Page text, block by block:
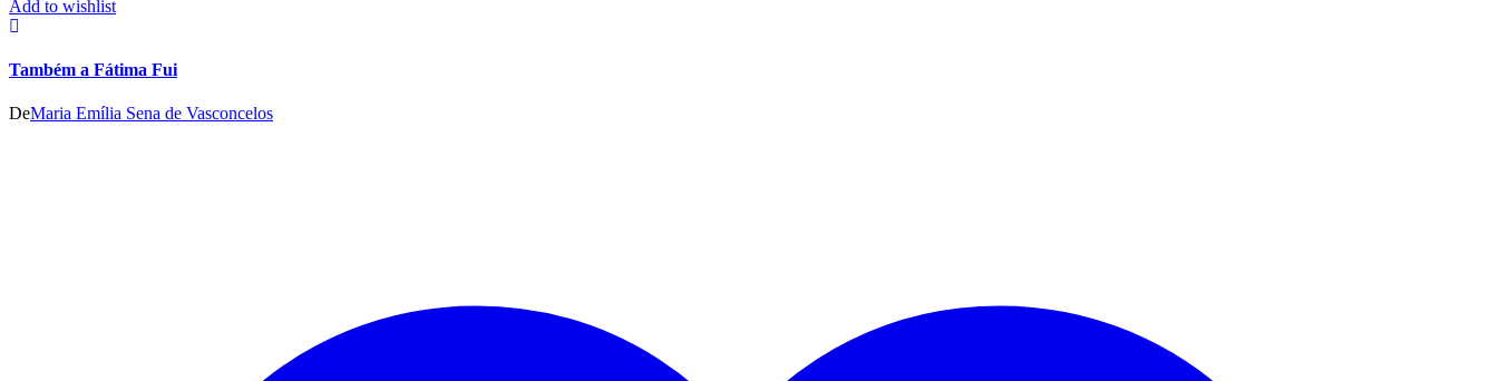
Add to wishlist
Também a Fátima Fui
DeMaria Emília Sena de Vasconcelos